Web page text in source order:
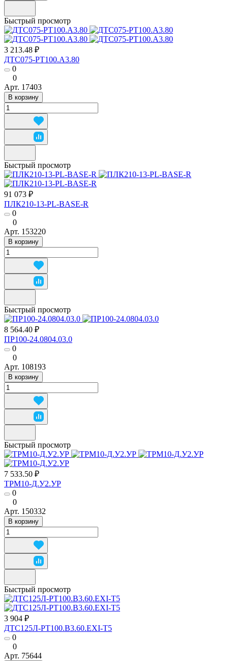
Быстрый просмотр
3 213.48 ₽
ДТС075-РТ100.А3.80
0
0
Арт. 17403
В корзину
Быстрый просмотр
91 073 ₽
ПЛК210-13-PL-BASE-R
0
0
Арт. 153220
В корзину
Быстрый просмотр
8 564.40 ₽
ПР100-24.0804.03.0
0
0
Арт. 108193
В корзину
Быстрый просмотр
7 533.50 ₽
ТРМ10-Д.У2.УР
0
0
Арт. 150332
В корзину
Быстрый просмотр
3 904 ₽
ДТС125Л-РТ100.В3.60.ЕХI-Т5
0
0
Арт. 75644